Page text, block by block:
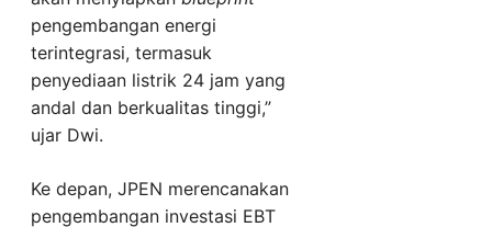
pengembangan energi
terintegrasi, termasuk
penyediaan listrik 24 jam yang
andal dan berkualitas tinggi,”
ujar Dwi.
Ke depan, JPEN merencanakan
pengembangan investasi EBT